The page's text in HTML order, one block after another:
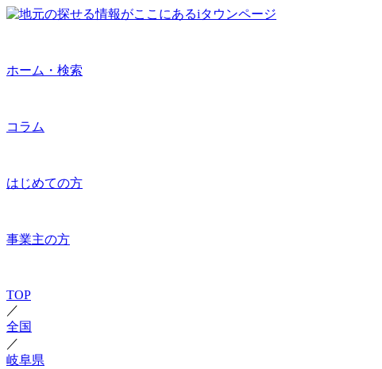
ホーム・検索
コラム
はじめての方
事業主の方
TOP
／
全国
／
岐阜県